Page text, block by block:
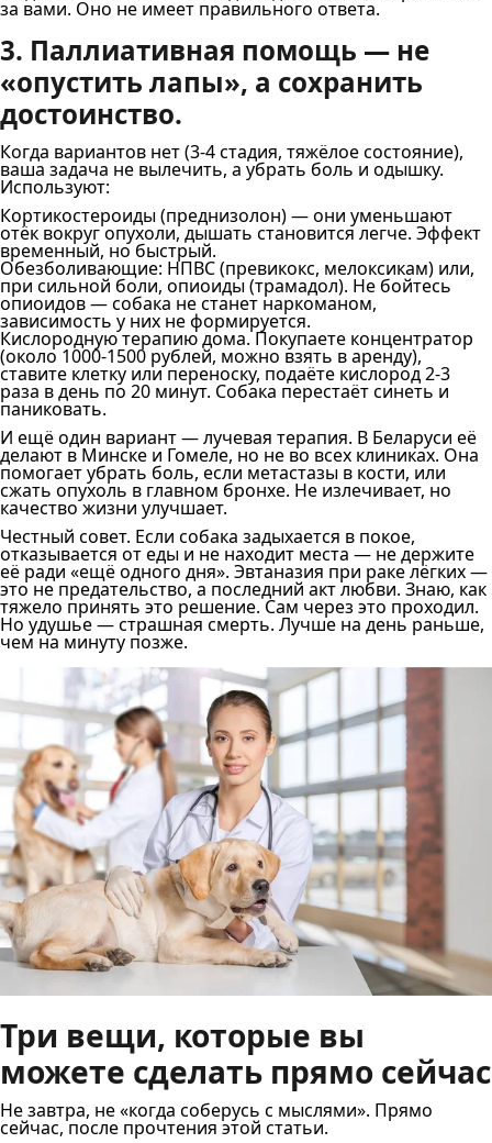
за вами. Оно не имеет правильного ответа.
3. Паллиативная помощь — не
«опустить лапы», а сохранить
достоинство.
Когда вариантов нет (3-4 стадия, тяжёлое состояние),
ваша задача не вылечить, а убрать боль и одышку.
Используют:
Кортикостероиды (преднизолон) — они уменьшают
отёк вокруг опухоли, дышать становится легче. Эффект
временный, но быстрый.
Обезболивающие: НПВС (превикокс, мелоксикам) или,
при сильной боли, опиоиды (трамадол). Не бойтесь
опиоидов — собака не станет наркоманом,
зависимость у них не формируется.
Кислородную терапию дома. Покупаете концентратор
(около 1000-1500 рублей, можно взять в аренду),
ставите клетку или переноску, подаёте кислород 2-3
раза в день по 20 минут. Собака перестаёт синеть и
паниковать.
И ещё один вариант — лучевая терапия. В Беларуси её
делают в Минске и Гомеле, но не во всех клиниках. Она
помогает убрать боль, если метастазы в кости, или
сжать опухоль в главном бронхе. Не излечивает, но
качество жизни улучшает.
Честный совет. Если собака задыхается в покое,
отказывается от еды и не находит места — не держите
её ради «ещё одного дня». Эвтаназия при раке лёгких —
это не предательство, а последний акт любви. Знаю, как
тяжело принять это решение. Сам через это проходил.
Но удушье — страшная смерть. Лучше на день раньше,
чем на минуту позже.
Три вещи, которые вы
можете сделать прямо сейчас
Не завтра, не «когда соберусь с мыслями». Прямо
сейчас, после прочтения этой статьи.